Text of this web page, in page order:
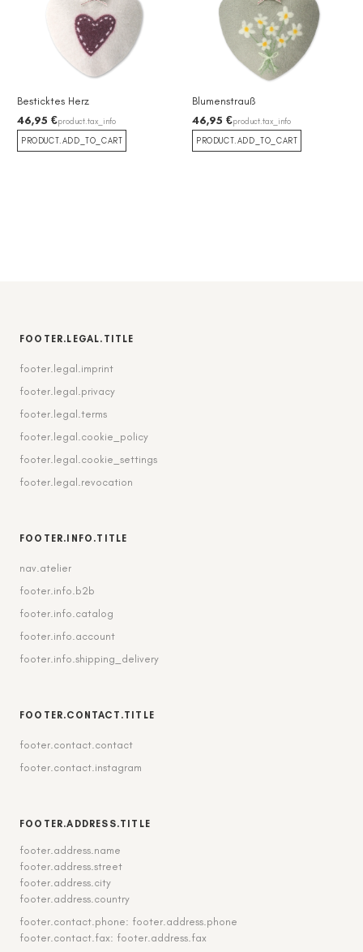
Besticktes Herz
46,95 €product.tax_info
PRODUCT.ADD_TO_CART
Blumenstrauß
46,95 €product.tax_info
PRODUCT.ADD_TO_CART
FOOTER.LEGAL.TITLE
footer.legal.imprint
footer.legal.privacy
footer.legal.terms
footer.legal.cookie_policy
footer.legal.cookie_settings
footer.legal.revocation
FOOTER.INFO.TITLE
nav.atelier
footer.info.b2b
footer.info.catalog
footer.info.account
footer.info.shipping_delivery
FOOTER.CONTACT.TITLE
footer.contact.contact
footer.contact.instagram
FOOTER.ADDRESS.TITLE
footer.address.name
footer.address.street
footer.address.city
footer.address.country
footer.contact.phone: footer.address.phone
footer.contact.fax: footer.address.fax